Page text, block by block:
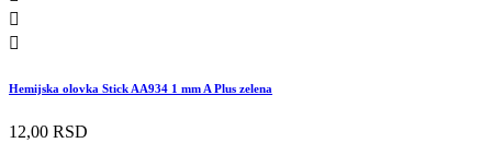


Hemijska olovka Stick AA934 1 mm A Plus zelena
12,00 RSD